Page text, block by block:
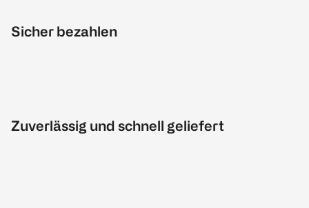
Sicher bezahlen
Zuverlässig und schnell geliefert